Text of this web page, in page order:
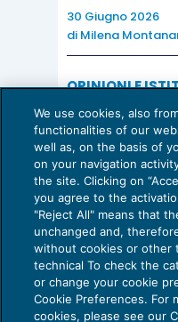
30 Giugno 2026
di Milena
OPINIONI E
Valorizzare il
una
consulenza del
15 Giugno 2026
di Milena
We use cookies, also
functionalities of our
well as, on the basis of
on your navigation
the site. Clicking on
you agree to the
"Reject All" means that
unchanged and,
without cookies or other
technical To check the
or change your cookie
Cookie Preferences. For
cookies, please see our